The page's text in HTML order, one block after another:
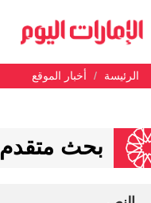
الرئيسة أخبار الموقع
بحث متقدم